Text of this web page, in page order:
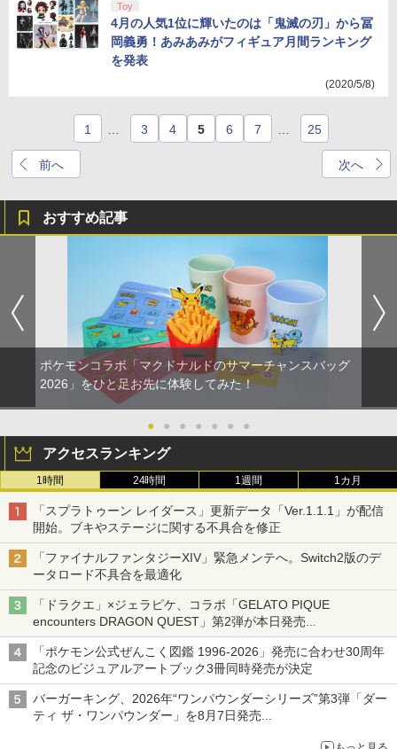
Toy
4月の人気1位に輝いたのは「鬼滅の刃」から冨
岡義勇！あみあみがフィギュア月間ランキング
を発表
(2020/5/8)
前へ
1 3 4 5 6 7 25
次へ
おすすめ記事
ポケモンコラボ「マクドナルドのサマーチャンスバッグ
2026」をひと足お先に体験してみた！
● ● ● ● ● ● ●
アクセスランキング
1時間 24時間 1週間 1カ月
「スプラトゥーン レイダース」更新データ「Ver.1.1.1」が配信
開始。ブキやステージに関する不具合を修正
「ファイナルファンタジーXIV」緊急メンテへ。Switch2版のデ
ータロード不具合を最適化
「ドラクエ」×ジェラピケ、コラボ「GELATO PIQUE
encounters DRAGON QUEST」第2弾が本日発売
アイスカップに入ったスライムやわたぼう、ベビーサタンなどが
オリジナルアートで登場
「ポケモン公式ぜんこく図鑑 1996-2026」発売に合わせ30周年
記念のビジュアルアートブック3冊同時発売が決定
バーガーキング、2026年“ワンパウンダーシリーズ”第3弾「ダー
ティ ザ・ワンパウンダー」を8月7日発売